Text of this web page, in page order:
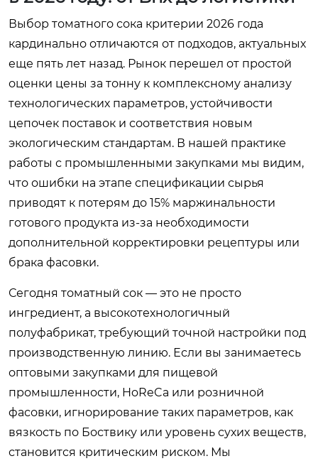
Выбор томатного сока критерии 2026 года
кардинально отличаются от подходов, актуальных
еще пять лет назад. Рынок перешел от простой
оценки цены за тонну к комплексному анализу
технологических параметров, устойчивости
цепочек поставок и соответствия новым
экологическим стандартам. В нашей практике
работы с промышленными закупками мы видим,
что ошибки на этапе спецификации сырья
приводят к потерям до 15% маржинальности
готового продукта из-за необходимости
дополнительной корректировки рецептуры или
брака фасовки.
Сегодня томатный сок — это не просто
ингредиент, а высокотехнологичный
полуфабрикат, требующий точной настройки под
производственную линию. Если вы занимаетесь
оптовыми закупками для пищевой
промышленности, HoReCa или розничной
фасовки, игнорирование таких параметров, как
вязкость по Боствику или уровень сухих веществ,
становится критическим риском. Мы